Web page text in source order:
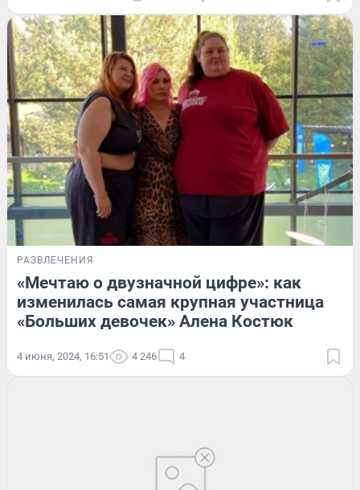
РАЗВЛЕЧЕНИЯ
«Мечтаю о двузначной цифре»: как
изменилась самая крупная участница
«Больших девочек» Алена Костюк
4 июня, 2024, 16:51 4 246 4